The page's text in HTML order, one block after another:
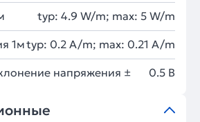
typ: 4.9 W/m; max: 5 W/m
1мtyp: 0.2 A/m; max: 0.21 A/m
напряжения ± 0.5 В